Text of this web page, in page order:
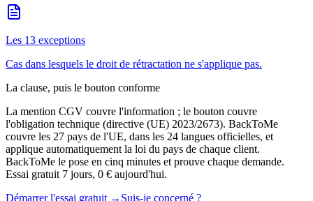
Les 13 exceptions
Cas dans lesquels le droit de rétractation ne s'applique pas.
La clause, puis le bouton conforme
La mention CGV couvre l'information ; le bouton couvre
l'obligation technique (directive (UE) 2023/2673). BackToMe
couvre les 27 pays de l'UE, dans les 24 langues officielles, et
applique automatiquement la loi du pays de chaque client.
BackToMe le pose en cinq minutes et prouve chaque demande.
Essai gratuit 7 jours, 0 € aujourd'hui.
Démarrer l'essai gratuit → Suis-je concerné ?